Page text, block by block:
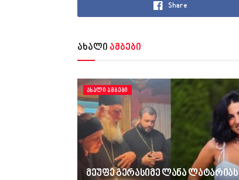
Share
ახალი ამბები
ᲐᲮᲐᲚᲘ ᲐᲛᲑᲔᲑᲘ
მეუფე გერასიმე ლანა ლატარიას